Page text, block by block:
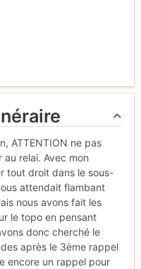
ATTENTION ne pas
relai. Avec mon
tout droit dans le sous-
attendait flambant
nous avons fait les
le topo en pensant
donc cherché le
après le 3ème rappel
encore un rappel pour